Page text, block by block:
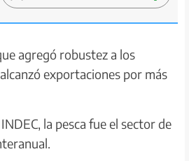
agregó robustez a los
exportaciones por más
la pesca fue el sector de